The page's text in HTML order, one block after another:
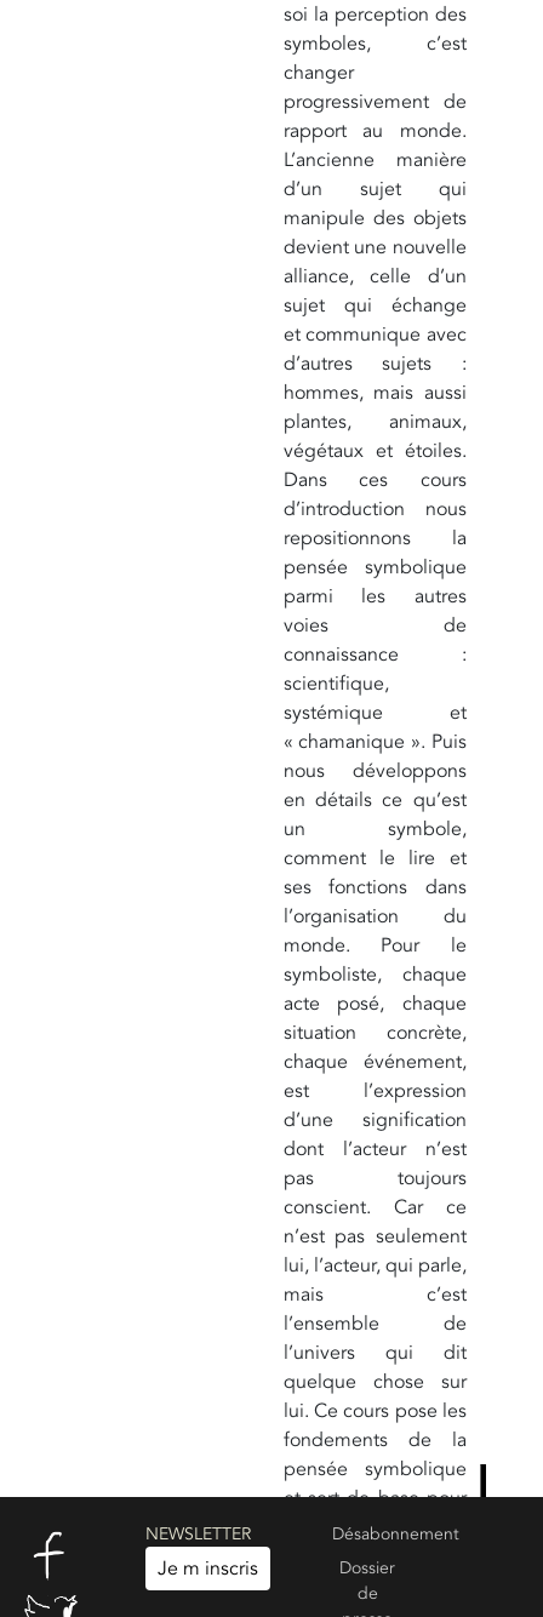
soi la perception des
symboles, c’est
changer
progressivement de
rapport au monde.
L’ancienne manière
d’un sujet qui
manipule des objets
devient une nouvelle
alliance, celle d’un
sujet qui échange
et communique avec
d’autres sujets :
hommes, mais aussi
plantes, animaux,
végétaux et étoiles.
Dans ces cours
d’introduction nous
repositionnons la
pensée symbolique
parmi les autres
voies de
connaissance :
scientifique,
systémique et
« chamanique ». Puis
nous développons
en détails ce qu’est
un symbole,
comment le lire et
ses fonctions dans
l’organisation du
monde. Pour le
symboliste, chaque
acte posé, chaque
situation concrète,
chaque événement,
est l’expression
d’une signification
dont l’acteur n’est
pas toujours
conscient. Car ce
n’est pas seulement
lui, l’acteur, qui parle,
mais c’est
l’ensemble de
l’univers qui dit
quelque chose sur
lui. Ce cours pose les
fondements de la
pensée symbolique
et sert de base pour
les autres
conférences. La suite
LES FONDEMENTS
NEWSLETTER
Je m inscris
Désabonnement
Dossier
de